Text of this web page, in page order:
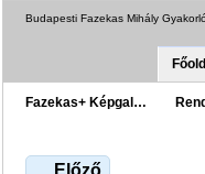
Budapesti Fazekas Mihály
Fazekas+ Képgal…